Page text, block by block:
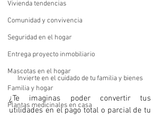
Vivienda tendencias
Comunidad y convivencia
Seguridad en el hogar
Entrega proyecto inmobiliario
Mascotas en el hogar
Familia y hogar
Plantas medicinales en casa
Invierte en el cuidado de tu familia y bienes
¿Te imaginas poder convertir tus
utilidades en el pago total o parcial de tu